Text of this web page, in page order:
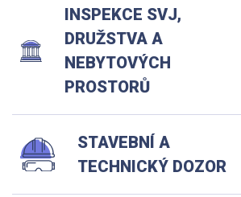
INSPEKCE SVJ,
DRUŽSTVA A
NEBYTOVÝCH
PROSTORŮ
STAVEBNÍ A
TECHNICKÝ DOZOR